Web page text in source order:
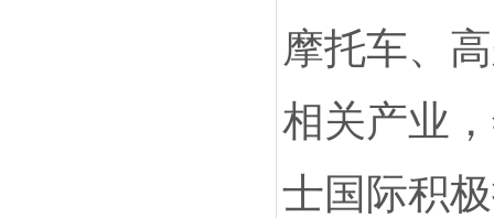
摩托车、
相关产业
士国际积